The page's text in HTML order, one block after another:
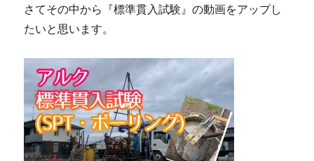
に
さてその中から『標準貫入試験』の動画をアップし
たいと思います。